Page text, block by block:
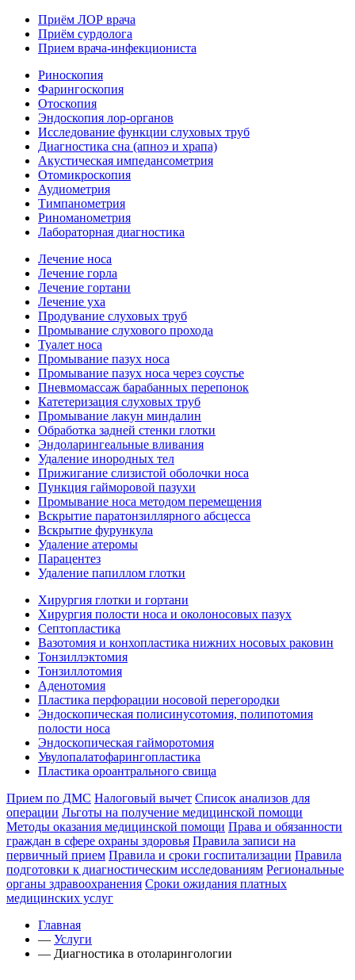
Приём ЛОР врача
Приём сурдолога
Прием врача-инфекциониста
Риноскопия
Фарингоскопия
Отоскопия
Эндоскопия лор-органов
Исследование функции слуховых труб
Диагностика сна (апноэ и храпа)
Акустическая импедансометрия
Отомикроскопия
Аудиометрия
Тимпанометрия
Риноманометрия
Лабораторная диагностика
Лечение носа
Лечение горла
Лечение гортани
Лечение уха
Продувание слуховых труб
Промывание слухового прохода
Туалет носа
Промывание пазух носа
Промывание пазух носа через соустье
Пневмомассаж барабанных перепонок
Катетеризация слуховых труб
Промывание лакун миндалин
Обработка задней стенки глотки
Эндоларингеальные вливания
Удаление инородных тел
Прижигание слизистой оболочки носа
Пункция гайморовой пазухи
Промывание носа методом перемещения
Вскрытие паратонзиллярного абсцесса
Вскрытие фурункула
Удаление атеромы
Парацентез
Удаление папиллом глотки
Хирургия глотки и гортани
Хирургия полости носа и околоносовых пазух
Септопластика
Вазотомия и конхопластика нижних носовых раковин
Тонзиллэктомия
Тонзиллотомия
Аденотомия
Пластика перфорации носовой перегородки
Эндоскопическая полисинусотомия, полипотомия
полости носа
Эндоскопическая гайморотомия
Увулопалатофарингопластика
Пластика ороантрального свища
Прием по ДМС Налоговый вычет Список анализов для
операции Льготы на получение медицинской помощи
Методы оказания медицинской помощи Права и обязанности
граждан в сфере охраны здоровья Правила записи на
первичный прием Правила и сроки госпитализации Правила
подготовки к диагностическим исследованиям Региональные
органы здравоохранения Сроки ожидания платных
медицинских услуг
Главная
— Услуги
— Диагностика в отоларингологии